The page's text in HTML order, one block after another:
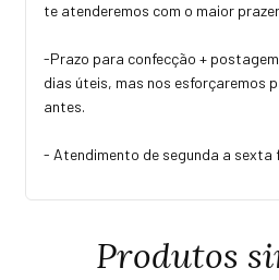
te atenderemos com o maior
-Prazo para confecção +
dias úteis, mas nos esforçaremos
antes.
- Atendimento de segunda a sexta
Produtos